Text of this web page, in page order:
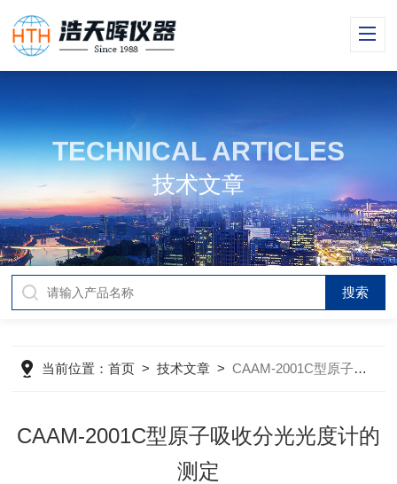
TECHNICAL ARTICLES
技术文章
当前位置：首页 >技术文章 >CAAM-2001C型原子吸收分光光度计的测定
CAAM-2001C型原子吸收分光光度计的
测定